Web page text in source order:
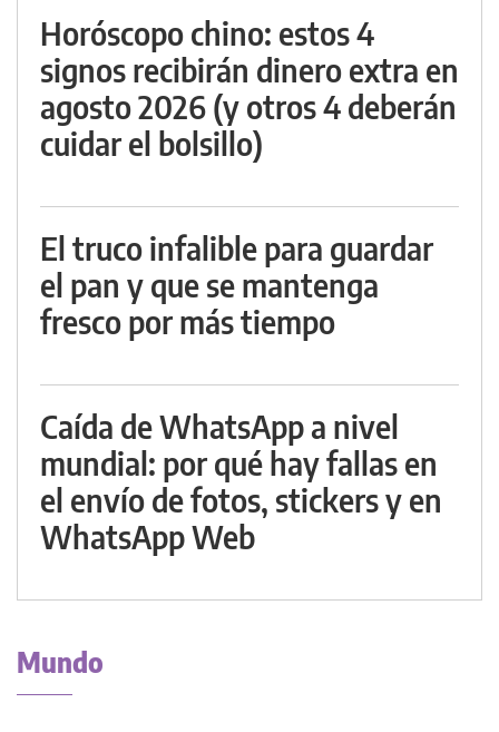
Horóscopo chino: estos 4
signos recibirán dinero extra en
agosto 2026 (y otros 4 deberán
cuidar el bolsillo)
El truco infalible para guardar
el pan y que se mantenga
fresco por más tiempo
Caída de WhatsApp a nivel
mundial: por qué hay fallas en
el envío de fotos, stickers y en
WhatsApp Web
Mundo